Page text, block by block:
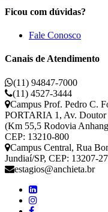
Ficou com dúvidas?
Fale Conosco
Canais de Atendimento
(11) 94847-7000
(11) 4527-3444
Campus Prof. Pedro C.
PORTARIA 1, Av.
(Km 55,5 Rodovia
CEP: 13210-800
Campus Central, Rua
Jundiaí/SP, CEP: 13207-
estagios@anchieta.br